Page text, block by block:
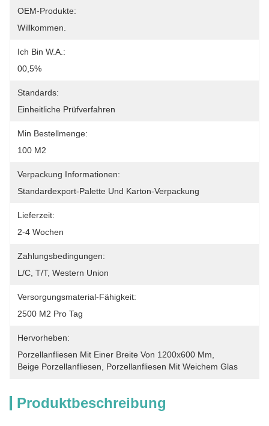
OEM-Produkte:
Willkommen.
Ich Bin W.A.:
00,5%
Standards:
Einheitliche Prüfverfahren
Min Bestellmenge:
100 M2
Verpackung Informationen:
Standardexport-Palette Und Karton-Verpackung
Lieferzeit:
2-4 Wochen
Zahlungsbedingungen:
L/C, T/T, Western Union
Versorgungsmaterial-Fähigkeit:
2500 M2 Pro Tag
Hervorheben:
Porzellanfliesen Mit Einer Breite Von 1200x600 Mm
Beige Porzellanfliesen
Porzellanfliesen Mit Weichem Glas
Produktbeschreibung